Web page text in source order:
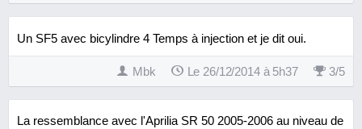
Un SF5 avec bicylindre 4 Temps à injection et je dit oui.
Mbk Le 26/12/2014 à 5h37 3/5
La ressemblance avec l'Aprilia SR 50 2005-2006 au niveau de